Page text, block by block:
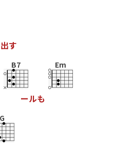
出す
B7
ールも
Em
G